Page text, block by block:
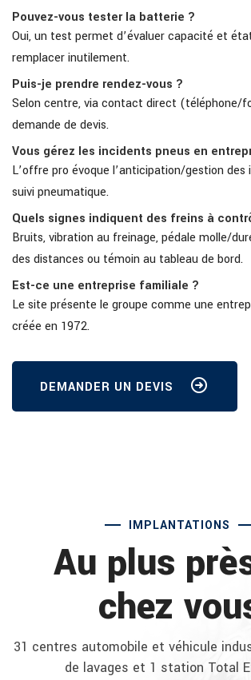
Pouvez-vous tester la batterie ?
Oui, un test permet d’évaluer capacité et
remplacer inutilement.
Puis-je prendre rendez-vous ?
Selon centre, via contact direct (téléphone/
demande de devis.
Vous gérez les incidents pneus en
L’offre pro évoque l’anticipation/gestion des
suivi pneumatique.
Quels signes indiquent des freins à
Bruits, vibration au freinage, pédale molle/
des distances ou témoin au tableau de bord.
Est-ce une entreprise familiale ?
Le site présente le groupe comme une
créée en 1972.
DEMANDER UN DEVIS
IMPLANTATIONS
Au plus
chez
31 centres automobile et véhicule
de lavages et 1 station Total